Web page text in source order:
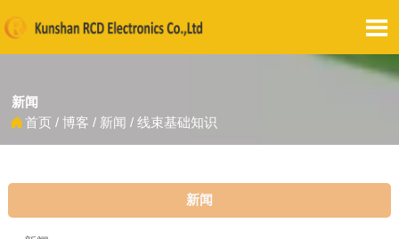

新闻
首页 / 博客 / 新闻 / 线束基础知识
新闻